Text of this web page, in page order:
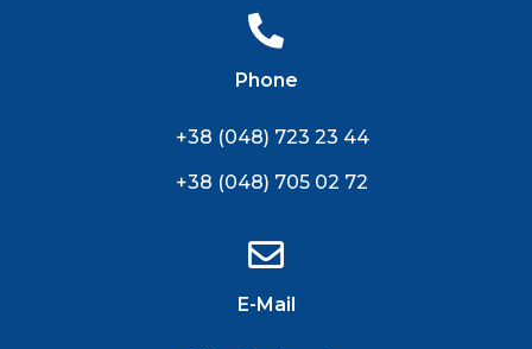
Phone
+38 (048) 723 23 44
+38 (048) 705 02 72
E-Mail